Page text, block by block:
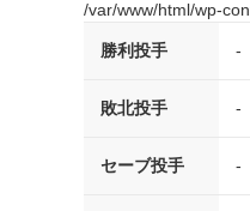
/var/www/html/wp-
勝利投手 -
敗北投手 -
セーブ投手 -